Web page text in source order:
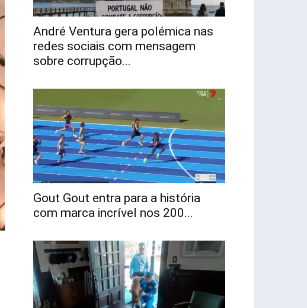
André Ventura gera polémica nas
redes sociais com mensagem
sobre corrupção...
Gout Gout entra para a história
com marca incrível nos 200...